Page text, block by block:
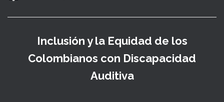
Inclusión y la Equidad de los
Colombianos con Discapacidad
Auditiva